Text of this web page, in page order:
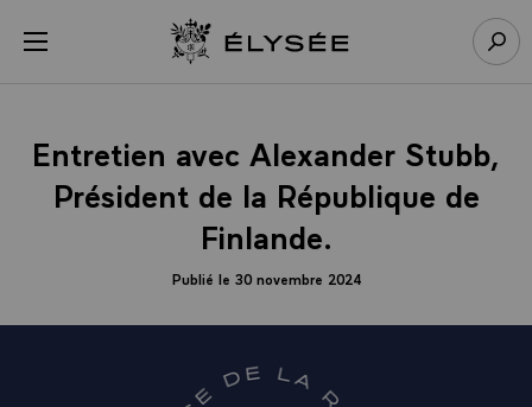
menu Retour à l’accueil Élysée
Entretien avec Alexander Stubb,
Président de la République de
Finlande.
Publié le 30 novembre 2024
Panneau de gestion des cookies